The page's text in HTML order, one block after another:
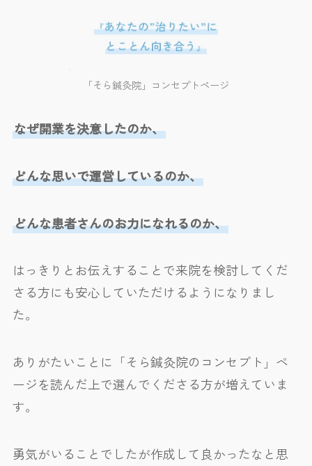
「そら鍼灸院」コンセプトページ
なぜ開業を決意したのか、
どんな思いで運営しているのか、
どんな患者さんのお力になれるのか、
はっきりとお伝えすることで来院を検討してくだ
さる方にも安心していただけるようになりまし
た。
ありがたいことに「そら鍼灸院のコンセプト」ペ
ージを読んだ上で選んでくださる方が増えていま
す。
勇気がいることでしたが作成して良かったなと思